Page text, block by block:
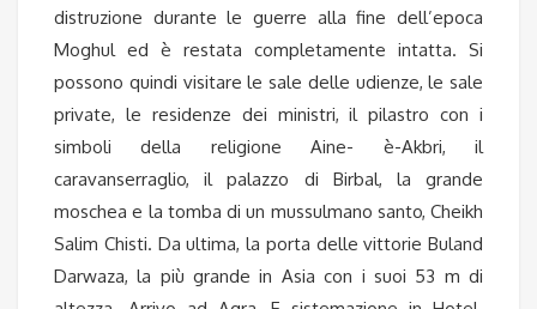
distruzione durante le guerre alla fine dell’epoca
Moghul ed è restata completamente intatta. Si
possono quindi visitare le sale delle udienze, le sale
private, le residenze dei ministri, il pilastro con i
simboli della religione Aine- è-Akbri, il
caravanserraglio, il palazzo di Birbal, la grande
moschea e la tomba di un mussulmano santo, Cheikh
Salim Chisti. Da ultima, la porta delle vittorie Buland
Darwaza, la più grande in Asia con i suoi 53 m di